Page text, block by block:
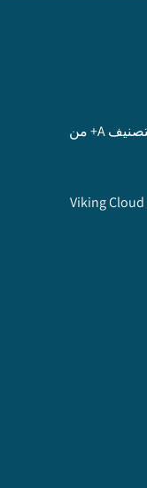
معتمد بتصنيف A+ من